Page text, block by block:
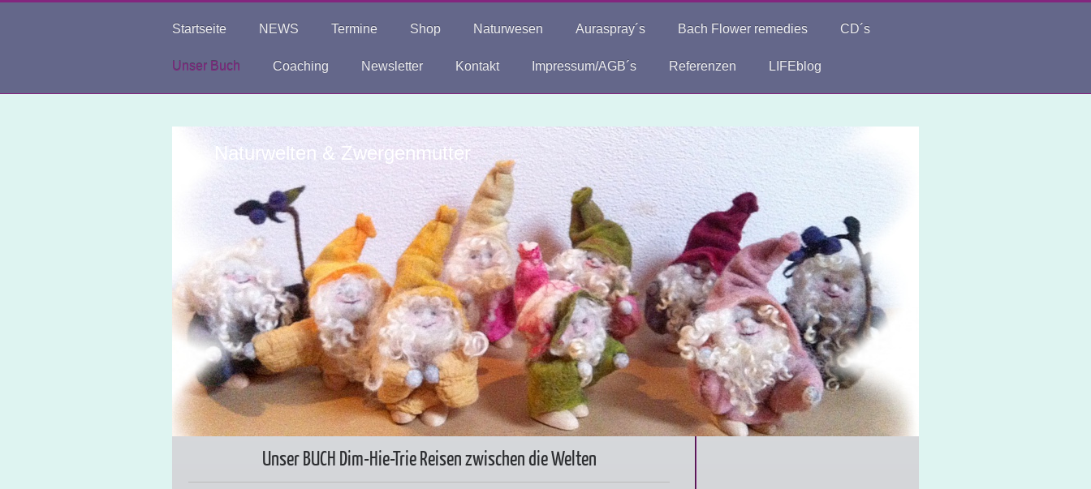
Startseite NEWS Termine Shop Naturwesen Auraspray´s Bach Flower remedies CD´s
Unser Buch Coaching Newsletter Kontakt Impressum/AGB´s Referenzen LIFEblog
Naturwelten & Zwergenmutter
Unser BUCH Dim-Hie-Trie Reisen zwischen die Welten